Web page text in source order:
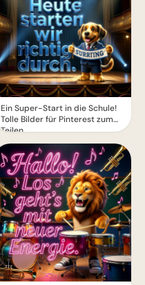
Ein Super-Start in die Schule!
Tolle Bilder für Pinterest zum
Teilen.